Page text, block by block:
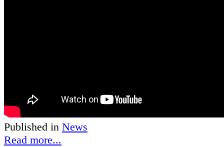
Published in News
Read more...